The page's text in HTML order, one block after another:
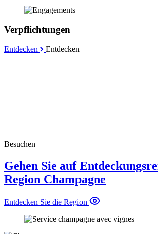
Verpflichtungen
Entdecken Entdecken
Besuchen
Gehen Sie auf
Region Champagne
Entdecken Sie die Region